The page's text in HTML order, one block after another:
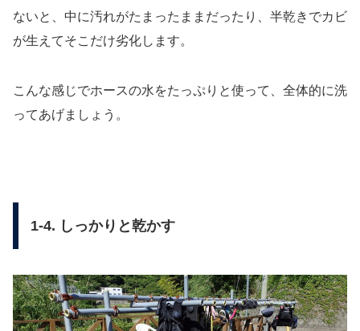
ないと、中に汚れがたまったままだったり、半乾きでカビ
が生えてそこだけ劣化します。
こんな感じでホースの水をたっぷりと使って、全体的に洗
ってあげましょう。
1-4. しっかりと乾かす